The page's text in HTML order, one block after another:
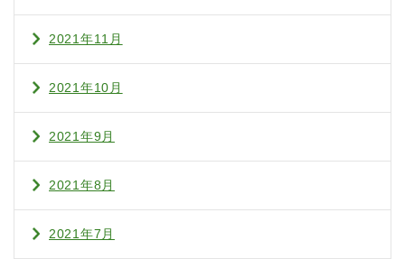
2021年11月
2021年10月
2021年9月
2021年8月
2021年7月